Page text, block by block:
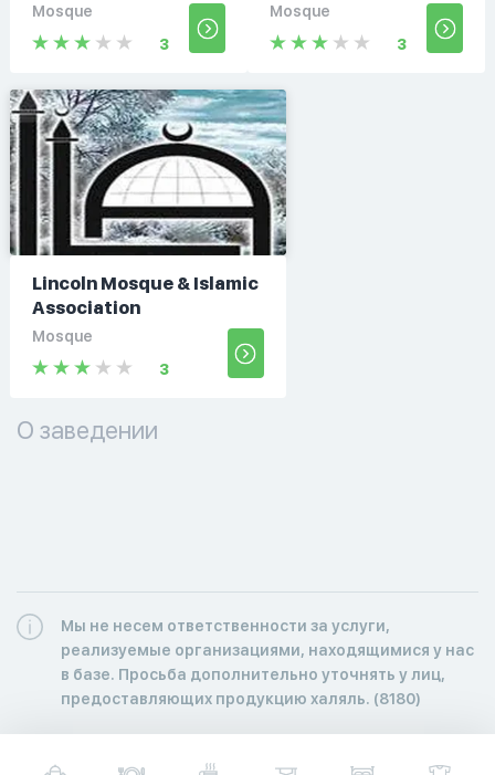
Mosque
3
Mosque
3
Lincoln Mosque & Islamic
Association
Mosque
3
О заведении
Мы не несем ответственности за услуги,
реализуемые организациями, находящимися у нас
в базе. Просьба дополнительно уточнять у лиц,
предоставляющих продукцию халяль. (8180)